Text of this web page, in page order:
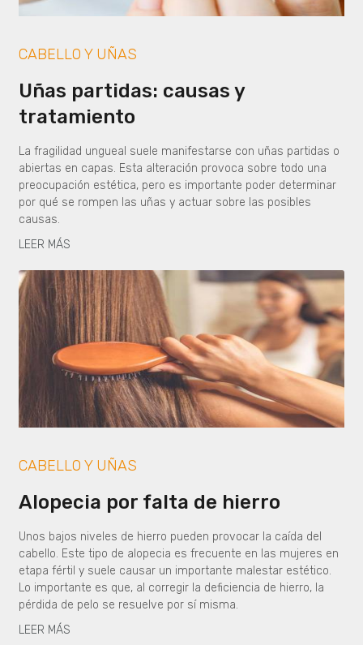
CABELLO Y UÑAS
Uñas partidas: causas y
tratamiento
La fragilidad ungueal suele manifestarse con uñas partidas o
abiertas en capas. Esta alteración provoca sobre todo una
preocupación estética, pero es importante poder determinar
por qué se rompen las uñas y actuar sobre las posibles
causas.
LEER MÁS
CABELLO Y UÑAS
Alopecia por falta de hierro
Unos bajos niveles de hierro pueden provocar la caída del
cabello. Este tipo de alopecia es frecuente en las mujeres en
etapa fértil y suele causar un importante malestar estético.
Lo importante es que, al corregir la deficiencia de hierro, la
pérdida de pelo se resuelve por sí misma.
LEER MÁS